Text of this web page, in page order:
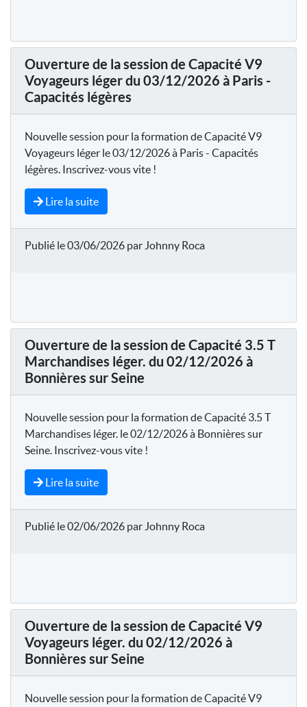
Ouverture de la session de Capacité V9
Voyageurs léger du 03/12/2026 à Paris -
Capacités légères
Nouvelle session pour la formation de Capacité V9
Voyageurs léger le 03/12/2026 à Paris - Capacités
légères. Inscrivez-vous vite !
Lire la suite
Publié le 03/06/2026 par Johnny Roca
Ouverture de la session de Capacité 3.5 T
Marchandises léger. du 02/12/2026 à
Bonnières sur Seine
Nouvelle session pour la formation de Capacité 3.5 T
Marchandises léger. le 02/12/2026 à Bonnières sur
Seine. Inscrivez-vous vite !
Lire la suite
Publié le 02/06/2026 par Johnny Roca
Ouverture de la session de Capacité V9
Voyageurs léger. du 02/12/2026 à
Bonnières sur Seine
Nouvelle session pour la formation de Capacité V9